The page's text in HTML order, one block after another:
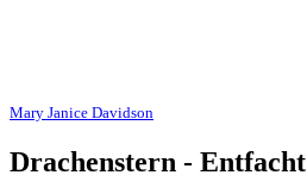
Mary Janice Davidson
Drachenstern - Entfacht